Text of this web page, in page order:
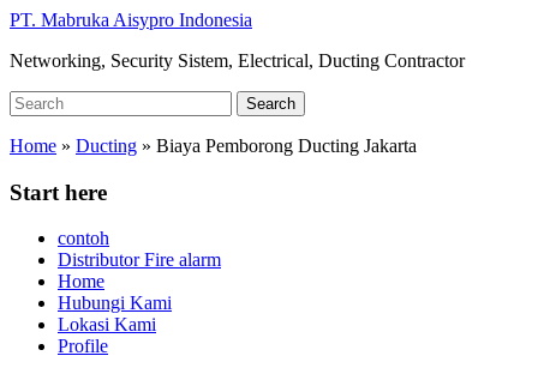
Skip
main
PT. Mabruka Aisypro Indonesia
Networking, Security Sistem, Electrical, Ducting Contractor
Search
for:
Search
Home » Ducting » Biaya Pemborong Ducting Jakarta
Start here
contoh
Distributor Fire alarm
Home
Hubungi Kami
Lokasi Kami
Profile